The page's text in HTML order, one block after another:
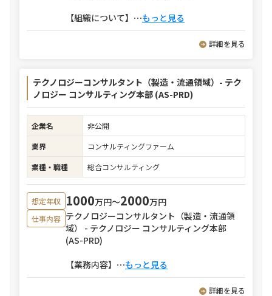
【組織について】 ⋯もっと見る
詳細を見る
テクノロジーコンサルタント（製造・流通領域）- テク
ノロジー コンサルティング本部 (AS-PRD)
企業名
非公開
業界
コンサルティングファーム
業種・職種
総合コンサルティング
想定年収 1000万円〜2000万円
仕事内容 テクノロジーコンサルタント（製造・流通領
域） - テクノロジー コンサルティング本部
(AS-PRD)
【業務内容】 ⋯もっと見る
詳細を見る